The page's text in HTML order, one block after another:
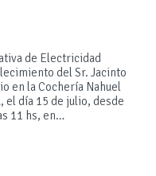
de Electricidad
del Sr. Jacinto
en la Cochería Nahuel
el día 15 de julio, desde
11 hs, en…